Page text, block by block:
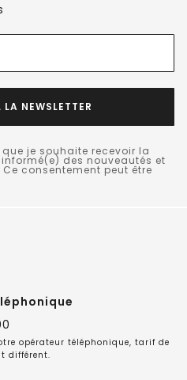
NEWSLETTER
je souhaite recevoir la
informé(e) des nouveautés et
consentement peut être
opérateur téléphonique, tarif de
différent.